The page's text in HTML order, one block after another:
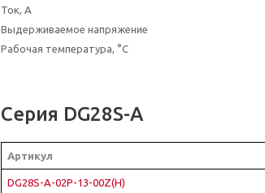
Ток, А
Выдерживаемое напряжение
Рабочая температура, °C
Серия DG28S-A
Артикул
DG28S-A-02P-13-00Z(H)